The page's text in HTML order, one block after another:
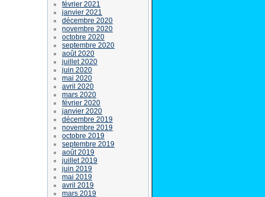
février 2021
janvier 2021
décembre 2020
novembre 2020
octobre 2020
septembre 2020
août 2020
juillet 2020
juin 2020
mai 2020
avril 2020
mars 2020
février 2020
janvier 2020
décembre 2019
novembre 2019
octobre 2019
septembre 2019
août 2019
juillet 2019
juin 2019
mai 2019
avril 2019
mars 2019